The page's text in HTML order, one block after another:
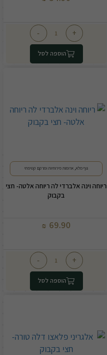
+
-
הוספה לסל
גוף מלא, ארומות פירותיות ומרקם קטיפתי
ריוחה וינה אלברדי לה ריוחה אלטה- חצי
בקבוק
69.90
₪
+
-
הוספה לסל